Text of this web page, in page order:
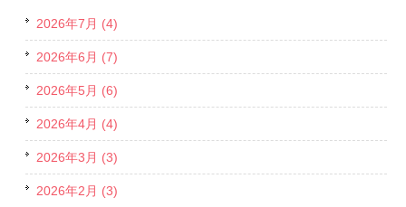
2026年7月 (4)
2026年6月 (7)
2026年5月 (6)
2026年4月 (4)
2026年3月 (3)
2026年2月 (3)